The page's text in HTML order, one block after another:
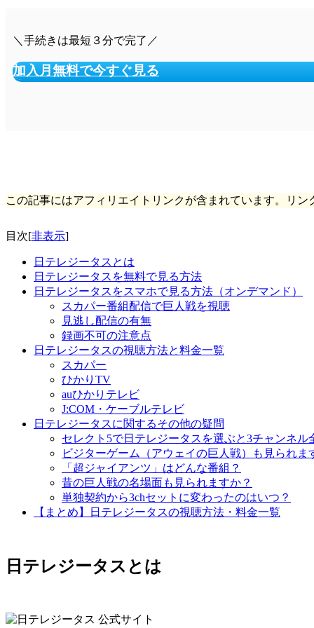
＼手続きは最短３分で完了／
加入月無料で今すぐ見る
この記事にはアフィリエイトリンクが含まれています。リ
目次[非表示]
日テレジータスとは
日テレジータスを無料で見る方法
日テレジータスをスマホで見る方法（オンデマンド）
スカパー番組配信で巨人戦を視聴
見逃し配信の有無
録画不可の注意点
日テレジータスの視聴方法と料金一覧
スカパー
ひかりTV
auひかりテレビ
J:COM・ケーブルテレビ
日テレジータスに関するその他の疑問
セレクト5で日テレジータスを選ぶと3チャンネル
ビジターゲーム（アウェイの巨人戦）も見られま
「超ジャイアンツ」はどんな番組？
昔の巨人戦の名場面も見られますか？
単独契約から3chセットに変わったのはいつ？
【まとめ】日テレジータスの視聴方法・料金一覧
日テレジータスとは